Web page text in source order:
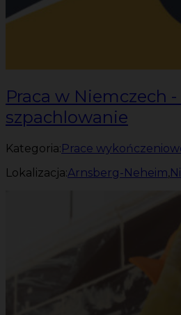
Praca w Niemczech
szpachlowanie
Kategoria: Prace
Lokalizacja:Arnsberg-Neheim,